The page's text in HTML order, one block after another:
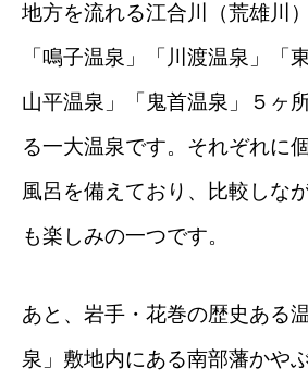
地方を流れる江合川（荒雄川
「鳴子温泉」「川渡温泉」「
山平温泉」「鬼首温泉」５ヶ
る一大温泉です。それぞれに
風呂を備えており、比較しな
も楽しみの一つです。
あと、岩手・花巻の歴史ある
泉」敷地内にある南部藩かや